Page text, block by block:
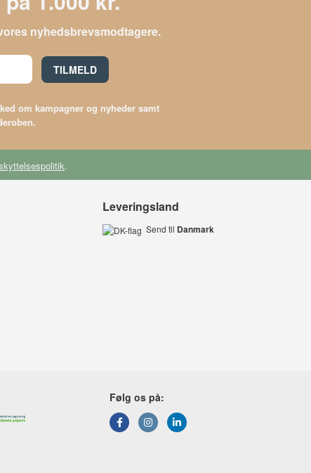
nyhedsbrevsmodtagere.
TILMELD
om kampagner og nyheder samt
.
Leveringsland
Send til Danmark
Følg os på: